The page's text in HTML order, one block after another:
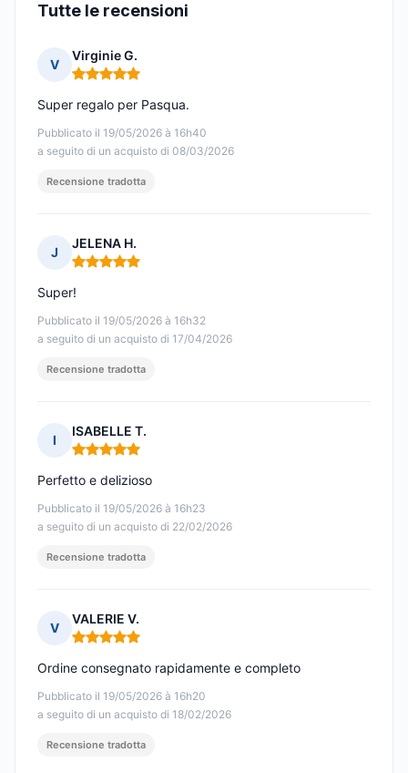
Tutte le recensioni
V
Virginie G.
Nota: 5 su 5
Pubblicato il 19/05/2026 à 16h40
a seguito di un acquisto di 08/03/2026
Super regalo per Pasqua.
Recensione tradotta
J
JELENA H.
Nota: 5 su 5
Pubblicato il 19/05/2026 à 16h32
a seguito di un acquisto di 17/04/2026
Super!
Recensione tradotta
I
ISABELLE T.
Nota: 5 su 5
Pubblicato il 19/05/2026 à 16h23
a seguito di un acquisto di 22/02/2026
Perfetto e delizioso
Recensione tradotta
V
VALERIE V.
Nota: 5 su 5
Pubblicato il 19/05/2026 à 16h20
a seguito di un acquisto di 18/02/2026
Ordine consegnato rapidamente e completo
Recensione tradotta